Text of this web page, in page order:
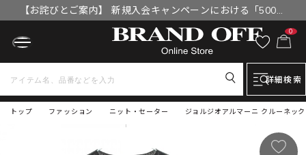
【お詫びとご案内】 新規入会キャンペーンにおける「500円
OFFクーポン」付与漏れと補填について
0
詳細検索
トップ ジョルジオアルマーニ クルーネッ
ファッション ニット・セーター